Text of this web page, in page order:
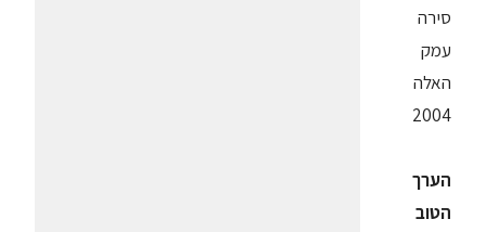
סירה
עמק
האלה
2004
הערך
הטוב